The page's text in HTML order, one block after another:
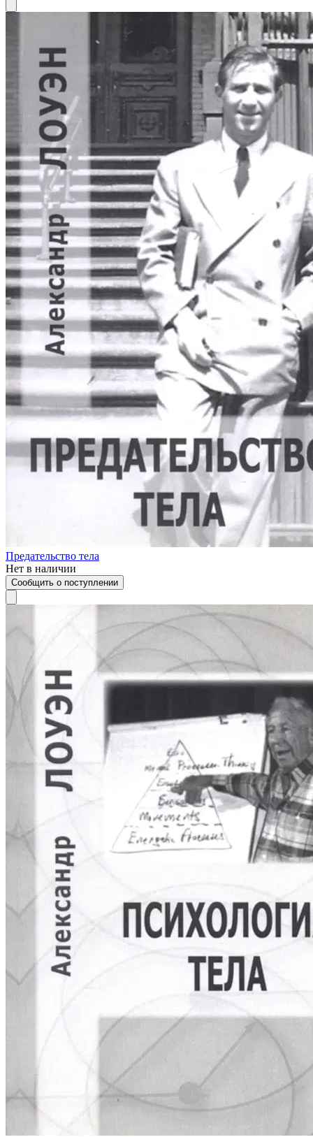
Предательство тела
Нет в наличии
Сообщить о поступлении